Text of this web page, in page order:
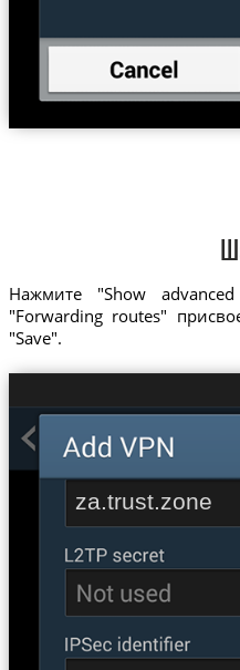
Нажмите "Show
"Forwarding routes"
"Save".
za.trust.zone